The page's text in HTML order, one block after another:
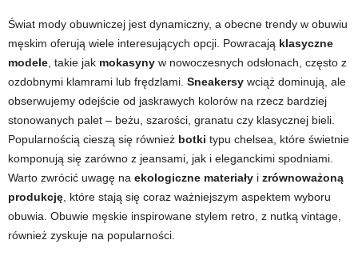
Świat mody obuwniczej jest dynamiczny, a obecne trendy w obuwiu
męskim oferują wiele interesujących opcji. Powracają klasyczne
modele , takie jak mokasyny w nowoczesnych odsłonach, często z
ozdobnymi klamrami lub frędzlami. Sneakersy wciąż dominują, ale
obserwujemy odejście od jaskrawych kolorów na rzecz bardziej
stonowanych palet – beżu, szarości, granatu czy klasycznej bieli.
Popularnością cieszą się również botki typu chelsea, które świetnie
komponują się zarówno z jeansami, jak i eleganckimi spodniami.
Warto zwrócić uwagę na ekologiczne materiały i zrównoważoną
produkcję , które stają się coraz ważniejszym aspektem wyboru
obuwia. Obuwie męskie inspirowane stylem retro, z nutką vintage,
również zyskuje na popularności.